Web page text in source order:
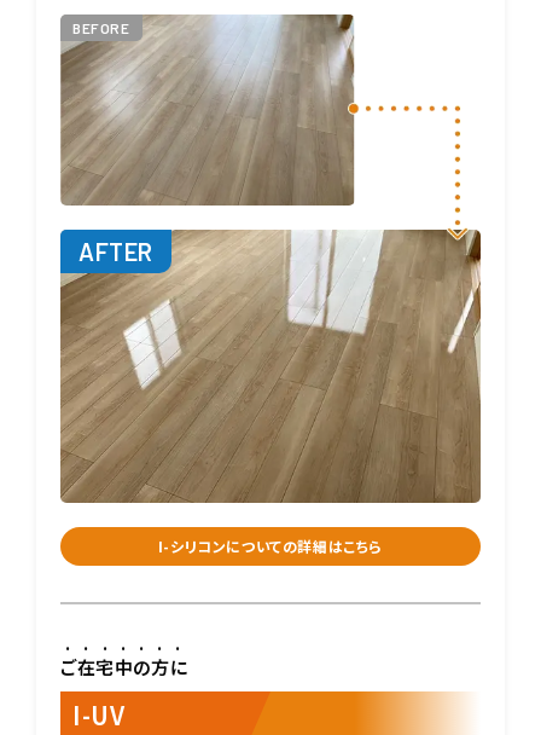
I-シリコンについての詳細はこちら
ご在宅中の方に
I-UV